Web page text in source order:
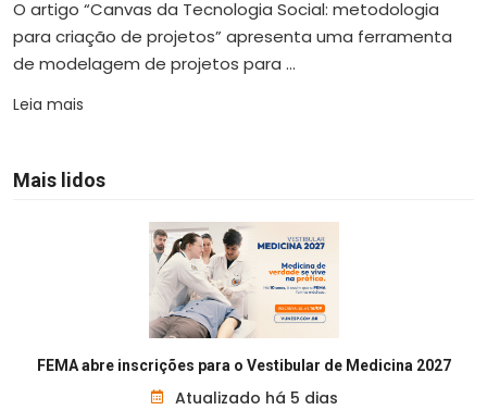
O artigo “Canvas da Tecnologia Social: metodologia
para criação de projetos” apresenta uma ferramenta
de modelagem de projetos para ...
Leia mais
Mais lidos
FEMA abre inscrições para o Vestibular de Medicina 2027
Atualizado há 5 dias